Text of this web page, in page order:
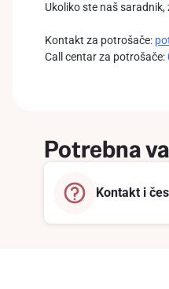
Ukoliko ste naš
Kontakt za potrošače:
Call centar za potrošače:
Potrebna
Kontakt i